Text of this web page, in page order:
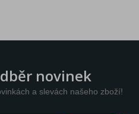
novinek
a slevách našeho zboží!